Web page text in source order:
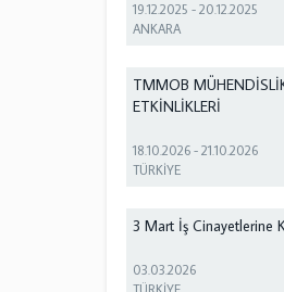
19.12.2025 -20.12.2025
ANKARA
TMMOB
ETKİNLİKLERİ
18.10.2026 -21.10.2026
TÜRKİYE
3 Mart İş Cinayetlerine
03.03.2026